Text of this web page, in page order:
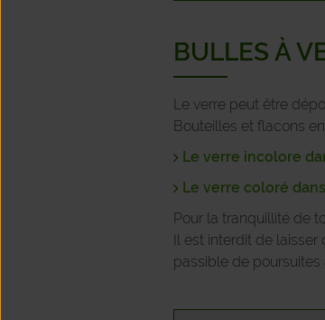
BULLES À
Le verre peut être
Bouteilles et flacons
Le verre incolore
Le verre coloré
Pour la tranquillité de
Il est interdit de
passible de poursuites